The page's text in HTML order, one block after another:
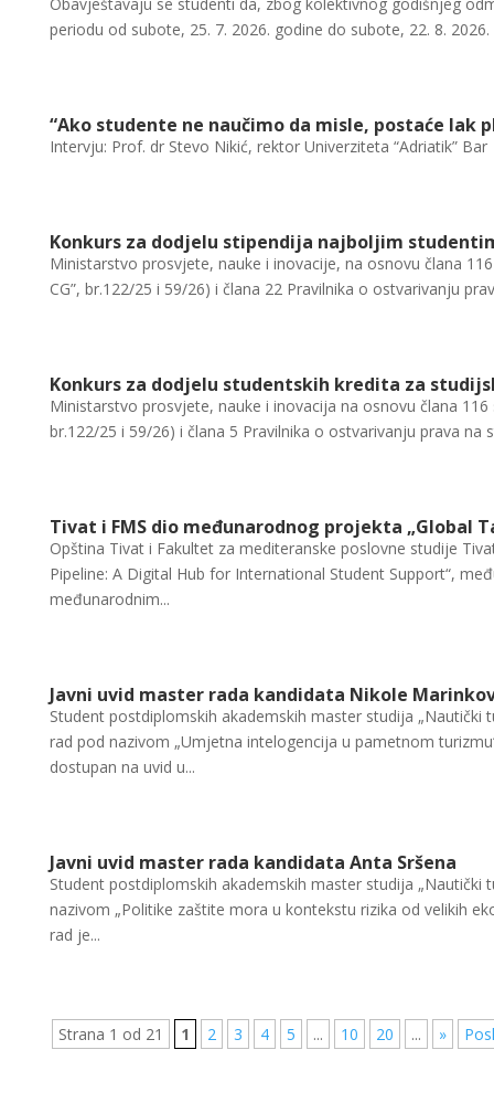
periodu od subote, 25. 7. 2026. godine do subote, 22. 8.
“Ako studente ne naučimo da misle, postaće lak
Intervju: Prof. dr Stevo Nikić, rektor Univerziteta “Adriatik” Bar
Konkurs za dodjelu stipendija najboljim
Ministarstvo prosvjete, nauke i inovacije, na osnovu člana
CG”, br.122/25 i 59/26) i člana 22 Pravilnika o ostvarivanju
Konkurs za dodjelu studentskih kredita za
Ministarstvo prosvjete, nauke i inovacija na osnovu člana
br.122/25 i 59/26) i člana 5 Pravilnika o ostvarivanju prava
Tivat i FMS dio međunarodnog projekta „Global
Opština Tivat i Fakultet za mediteranske poslovne studije
Pipeline: A Digital Hub for International Student Support“,
međunarodnim...
Javni uvid master rada kandidata Nikole
Student postdiplomskih akademskih master studija
rad pod nazivom „Umjetna intelogencija u pametnom
dostupan na uvid u...
Javni uvid master rada kandidata Anta Sršena
Student postdiplomskih akademskih master studija
nazivom „Politike zaštite mora u kontekstu rizika od velikih
rad je...
Strana 1 od 21 1 2 3 4 5 ... 10 20 ... »